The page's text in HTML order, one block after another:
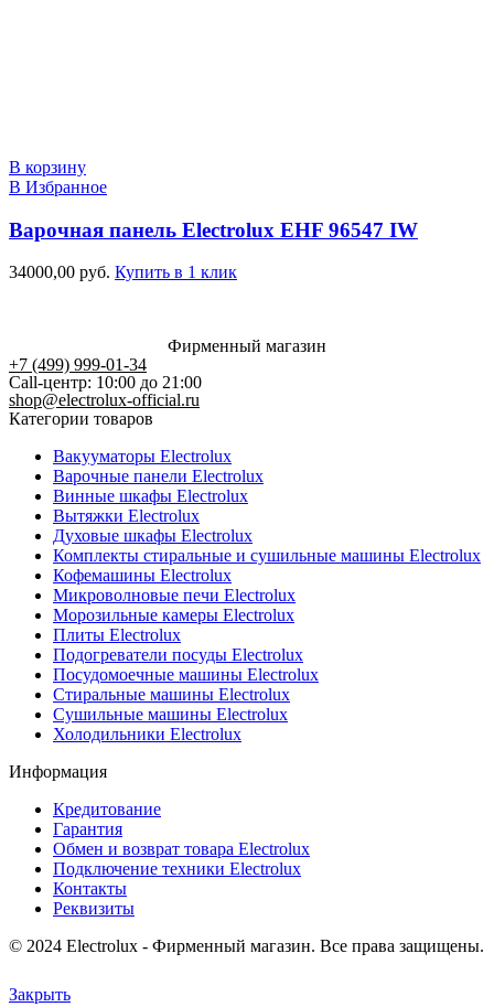
В корзину
В Избранное
Варочная панель Electrolux EHF 96547 IW
34000,00 руб. Купить в 1 клик
Фирменный магазин
+7 (499) 999-01-34
Call-центр: 10:00 до 21:00
shop@electrolux-official.ru
Категории товаров
Вакууматоры Electrolux
Варочные панели Electrolux
Винные шкафы Electrolux
Вытяжки Electrolux
Духовые шкафы Electrolux
Комплекты стиральные и сушильные машины Electrolux
Кофемашины Electrolux
Микроволновые печи Electrolux
Морозильные камеры Electrolux
Плиты Electrolux
Подогреватели посуды Electrolux
Посудомоечные машины Electrolux
Стиральные машины Electrolux
Сушильные машины Electrolux
Холодильники Electrolux
Информация
Кредитование
Гарантия
Обмен и возврат товара Electrolux
Подключение техники Electrolux
Контакты
Реквизиты
© 2024 Electrolux - Фирменный магазин. Все права защищены.
Закрыть